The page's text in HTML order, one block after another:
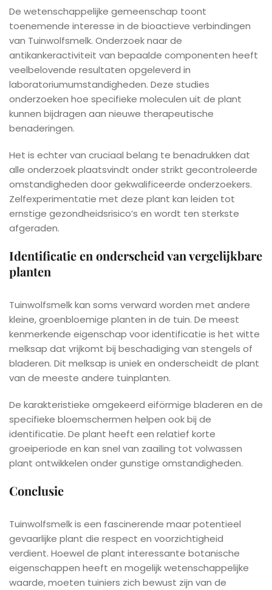
De wetenschappelijke gemeenschap toont
toenemende interesse in de bioactieve verbindingen
van Tuinwolfsmelk. Onderzoek naar de
antikankeractiviteit van bepaalde componenten heeft
veelbelovende resultaten opgeleverd in
laboratoriumumstandigheden. Deze studies
onderzoeken hoe specifieke moleculen uit de plant
kunnen bijdragen aan nieuwe therapeutische
benaderingen.
Het is echter van cruciaal belang te benadrukken dat
alle onderzoek plaatsvindt onder strikt gecontroleerde
omstandigheden door gekwalificeerde onderzoekers.
Zelfexperimentatie met deze plant kan leiden tot
ernstige gezondheidsrisico’s en wordt ten sterkste
afgeraden.
Identificatie en onderscheid van vergelijkbare
planten
Tuinwolfsmelk kan soms verward worden met andere
kleine, groenbloemige planten in de tuin. De meest
kenmerkende eigenschap voor identificatie is het witte
melksap dat vrijkomt bij beschadiging van stengels of
bladeren. Dit melksap is uniek en onderscheidt de plant
van de meeste andere tuinplanten.
De karakteristieke omgekeerd eiförmige bladeren en de
specifieke bloemschermen helpen ook bij de
identificatie. De plant heeft een relatief korte
groeiperiode en kan snel van zaailing tot volwassen
plant ontwikkelen onder gunstige omstandigheden.
Conclusie
Tuinwolfsmelk is een fascinerende maar potentieel
gevaarlijke plant die respect en voorzichtigheid
verdient. Hoewel de plant interessante botanische
eigenschappen heeft en mogelijk wetenschappelijke
waarde, moeten tuiniers zich bewust zijn van de